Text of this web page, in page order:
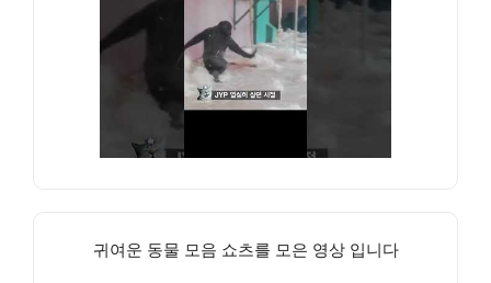
귀여운 동물 모음 쇼츠를 모은 영상 입니다